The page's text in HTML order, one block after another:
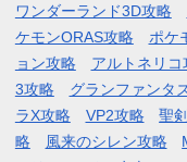
ワンダーランド3D攻略
ケモンORAS攻略
ポケ
ョン攻略
アルトネリコ
3攻略
グランファンタ
ラX攻略
VP2攻略 聖
略
風来のシレン攻略